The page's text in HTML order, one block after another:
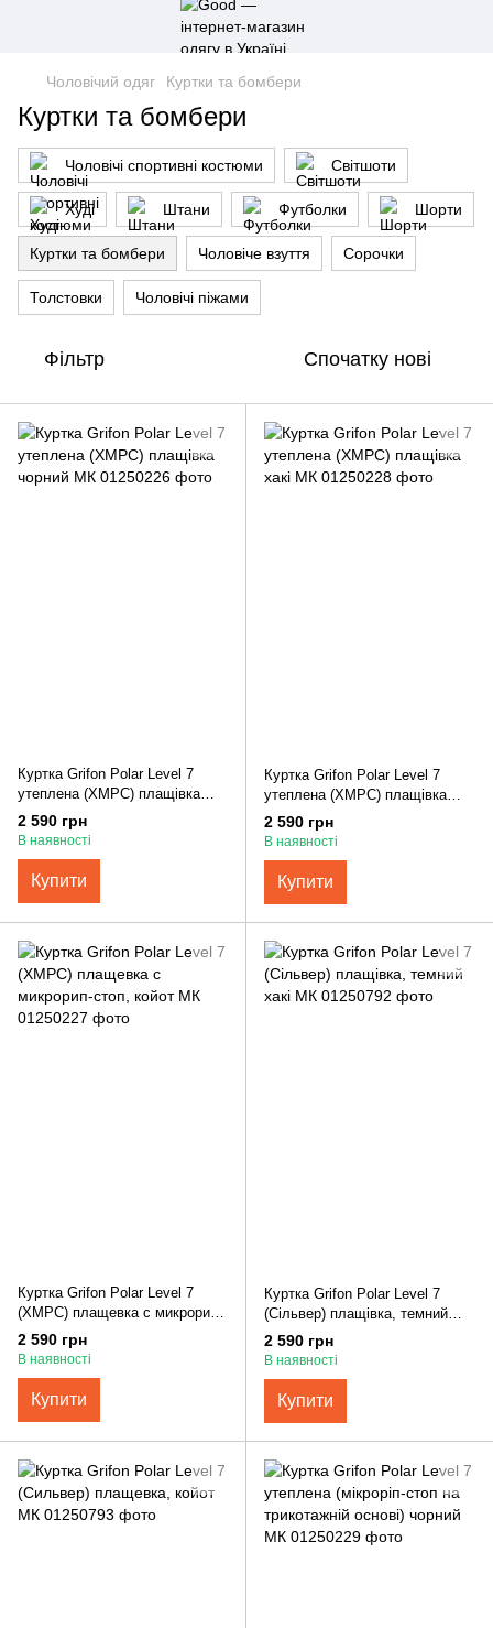
Чоловічий одяг Куртки та бомбери
Куртки та бомбери
Чоловічі спортивні костюми Світшоти
Худі Штани Футболки Шорти
Куртки та бомбери Чоловіче взуття Сорочки
Толстовки Чоловічі піжами
Фільтр Спочатку нові
Куртка Grifon Polar Level 7
утеплена (ХМРС) плащівка
чорний МК
2 590 грн
В наявності
Купити
Куртка Grifon Polar Level 7
утеплена (ХМРС) плащівка
хакі МК
2 590 грн
В наявності
Купити
Куртка Grifon Polar Level 7
(ХМРС) плащевка с микрорип-
стоп, койот МК
2 590 грн
В наявності
Купити
Куртка Grifon Polar Level 7
(Сільвер) плащівка, темний
хакі МК
2 590 грн
В наявності
Купити